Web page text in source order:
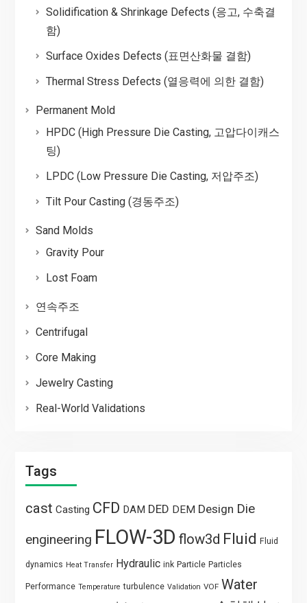
Solidification & Shrinkage Defects (응고, 수축결
함)
Surface Oxides Defects (표면산화물 결함)
Thermal Stress Defects (열응력에 의한 결함)
Permanent Mold
HPDC (High Pressure Die Casting, 고압다이캐스
팅)
LPDC (Low Pressure Die Casting, 저압주조)
Tilt Pour Casting (경동주조)
Sand Molds
Gravity Pour
Lost Foam
연속주조
Centrifugal
Core Making
Jewelry Casting
Real-World Validations
Tags
cast Casting CFD DAM DED DEM Design Die
engineering FLOW-3D flow3d Fluid Fluid
dynamics Heat Transfer Hydraulic ink Particle Particles
Performance Temperature turbulence Validation VOF Water